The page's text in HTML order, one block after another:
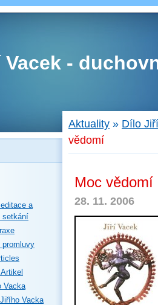
Vacek -
a
setkání
promluvy
Vacka
Vacka
Aktuality » Dílo
vědomí
Moc vědomí
28. 11. 2006